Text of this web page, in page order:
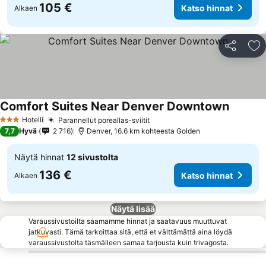
Alkaen 105 € Katso hinnat
Jaa
3 Tähtiluokitus
Hotelli Parannellut poreallas-sviititKatso hinnat
Comfort Suites Near Denver DowntownKatso
7,7 Hyvä 2 716 Denver, 16.6 km kohteesta Golden
Näytä hinnat 12 sivustolta
Alkaen 136 € Katso hinnat
Näytä lisää
Varaussivustoilta saamamme hinnat ja saatavuus muuttuvat
jatkuvasti. Tämä tarkoittaa sitä, että et välttämättä aina löydä
varaussivustolta täsmälleen samaa tarjousta kuin trivagosta.